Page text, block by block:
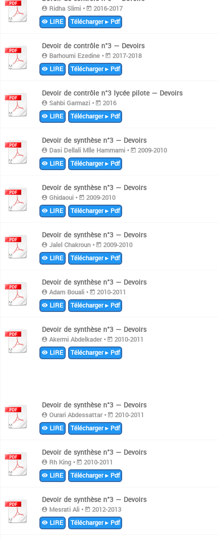
Ridha Slimi •
2016-2017
LIRE Télécharger ▸ Pdf
Devoir de contrôle n°3 — Devoirs
Barhoumi Ezedine •
2017-2018
LIRE Télécharger ▸ Pdf
Devoir de contrôle n°3 lycée pilote — Devoirs
Sahbi Garmazi •
2016
LIRE Télécharger ▸ Pdf
Devoir de synthèse n°3 — Devoirs
Dasi Dellali Mlle Hammami •
2009-2010
LIRE Télécharger ▸ Pdf
Devoir de synthèse n°3 — Devoirs
Ghidaoui •
2009-2010
LIRE Télécharger ▸ Pdf
Devoir de synthèse n°3 — Devoirs
Jalel Chakroun •
2009-2010
LIRE Télécharger ▸ Pdf
Devoir de synthèse n°3 — Devoirs
Adam Bouali •
2010-2011
LIRE Télécharger ▸ Pdf
Devoir de synthèse n°3 — Devoirs
Akermi Abdelkader •
2010-2011
LIRE Télécharger ▸ Pdf
Devoir de synthèse n°3 — Devoirs
Ourari Abdessattar •
2010-2011
LIRE Télécharger ▸ Pdf
Devoir de synthèse n°3 — Devoirs
Rh King •
2010-2011
LIRE Télécharger ▸ Pdf
Devoir de synthèse n°3 — Devoirs
Mesrati Ali •
2012-2013
LIRE Télécharger ▸ Pdf